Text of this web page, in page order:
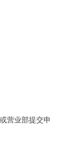
营业部提交申